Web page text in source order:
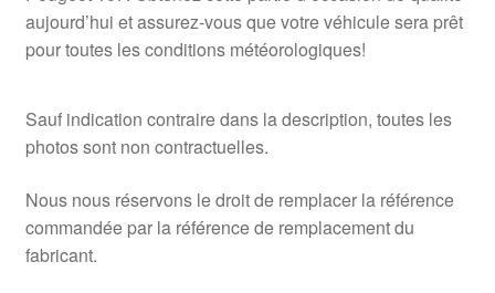
aujourd’hui et assurez-vous que votre véhicule sera prêt
pour toutes les conditions météorologiques!
Sauf indication contraire dans la description, toutes les
photos sont non contractuelles.
Nous nous réservons le droit de remplacer la référence
commandée par la référence de remplacement du
fabricant.